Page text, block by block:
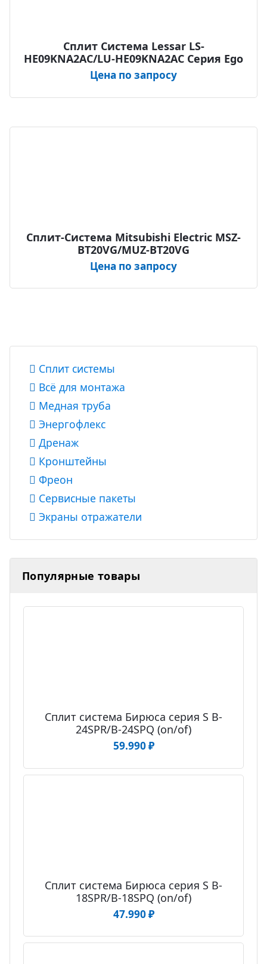
Сплит Система Lessar LS-
HE09KNA2AС/LU-HE09KNA2AС Серия Ego
Цена по запросу
Сплит-Система Mitsubishi Electric MSZ-
BT20VG/MUZ-BT20VG
Цена по запросу
Сплит системы
Всё для монтажа
Медная труба
Энергофлекс
Дренаж
Кронштейны
Фреон
Сервисные пакеты
Экраны отражатели
Популярные товары
Сплит система Бирюса серия S B-
24SPR/B-24SPQ (on/of)
59.990₽
Сплит система Бирюса серия S B-
18SPR/B-18SPQ (on/of)
47.990₽